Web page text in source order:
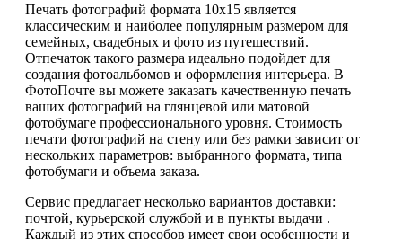
Печать фотографий формата 10х15 является
классическим и наиболее популярным размером для
семейных, свадебных и фото из путешествий.
Отпечаток такого размера идеально подойдет для
создания фотоальбомов и оформления интерьера. В
ФотоПочте вы можете заказать качественную печать
ваших фотографий на глянцевой или матовой
фотобумаге профессионального уровня. Стоимость
печати фотографий на стену или без рамки зависит от
нескольких параметров: выбранного формата, типа
фотобумаги и объема заказа.
Сервис предлагает несколько вариантов доставки:
почтой, курьерской службой и в пункты выдачи .
Каждый из этих способов имеет свои особенности и